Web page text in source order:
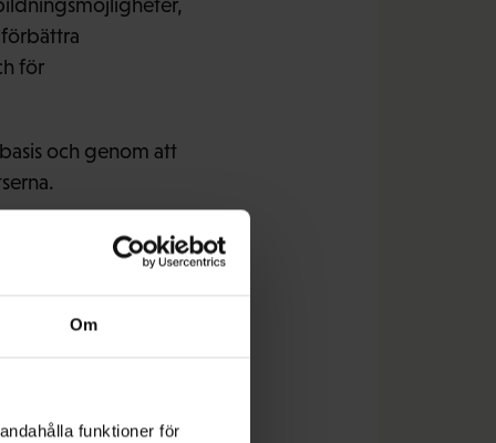
Om
funktioner för
för
och genom att